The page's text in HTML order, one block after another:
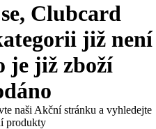
Clubcard
již není
je již zboží
naši Akční stránku a vyhledejte
produkty